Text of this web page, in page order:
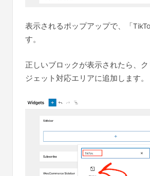
表示されるポップアップで、「
す。
正しいブロックが表示されたら、
ジェット対応エリアに追加します。